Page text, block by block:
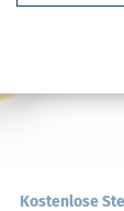
Kostenlose